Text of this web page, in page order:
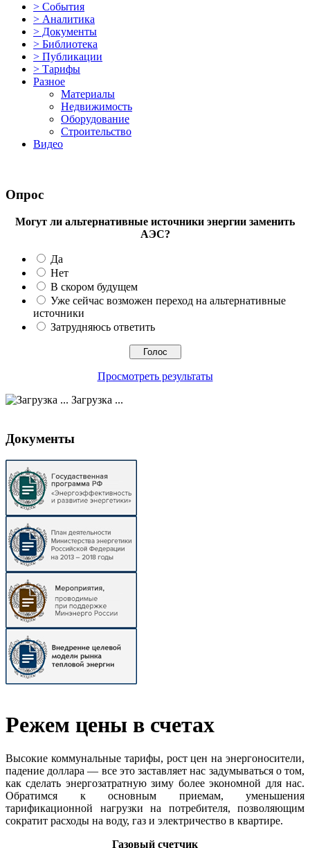
> События
> Аналитика
> Документы
> Библиотека
> Публикации
> Тарифы
Разное
Материалы
Недвижимость
Оборудование
Строительство
Видео
Опрос
Могут ли альтернативные источники энергии заменить
АЭС?
Да
Нет
В скором будущем
Уже сейчас возможен переход на альтернативные
источники
Затрудняюсь ответить
Просмотреть результаты
Загрузка ...
Документы
Режем цены в счетах
Высокие коммунальные тарифы, рост цен на энергоносители,
падение доллара — все это заставляет нас задумываться о том,
как сделать энергозатратную зиму более экономной для нас.
Обратимся к основным приемам, уменьшения
тарификационной нагрузки на потребителя, позволяющим
сократит расходы на воду, газ и электричество в квартире.
Газовый счетчик